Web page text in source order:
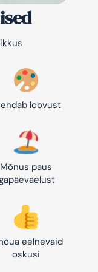
loovust
Mõnus paus
eelnevaid
oskusi